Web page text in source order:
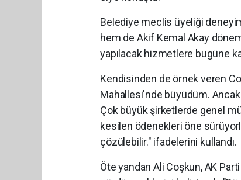
Belediye meclis üyeliği
hem de Akif Kemal Akay
yapılacak hizmetlere bugüne
Kendisinden de örnek veren
Mahallesi'nde büyüdüm.
Çok büyük şirketlerde genel
kesilen ödenekleri öne
çözülebilir." ifadelerini kullandı.
Öte yandan Ali Coşkun, AK